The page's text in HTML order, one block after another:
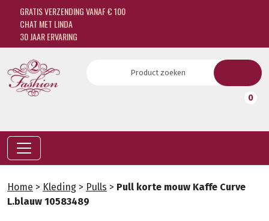
GRATIS VERZENDING VANAF € 100
CHAT MET LINDA
30 JAAR ERVARING
0
Home > Kleding > Pulls > Pull korte mouw Kaffe Curve
L.blauw 10583489